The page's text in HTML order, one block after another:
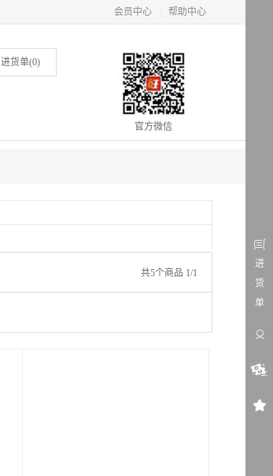
会员中心 帮助中心
进货单(0)
官方微信
进
货
单
共5个商品 1/1